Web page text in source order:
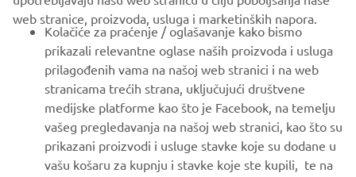
FOR BUSINESS
MORE YAMAHA
SUPPORT
BILTEN
web stranice, proizvoda, usluga i marketinških napora.
Kolačiće za praćenje / oglašavanje kako bismo
prikazali relevantne oglase naših proizvoda i usluga
prilagođenih vama na našoj web stranici i na web
stranicama trećih strana, uključujući društvene
medijske platforme kao što je Facebook, na temelju
vašeg pregledavanja na našoj web stranici, kao što su
prikazani proizvodi i usluge stavke koje su dodane u
vašu košaru za kupnju i stavke koje ste kupili, te na